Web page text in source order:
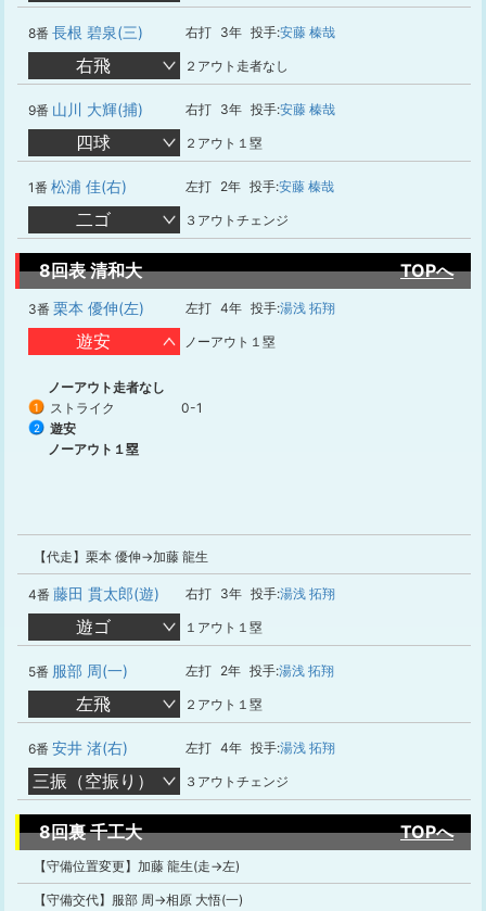
8番 長根 碧泉(三) 右打 3年 投手:安藤 榛哉
右飛 ２アウト走者なし
9番 山川 大輝(捕) 右打 3年 投手:安藤 榛哉
四球 ２アウト１塁
1番 松浦 佳(右) 左打 2年 投手:安藤 榛哉
二ゴ ３アウトチェンジ
8回表 清和大 TOPへ
3番 栗本 優伸(左) 左打 4年 投手:湯浅 拓翔
遊安 ノーアウト１塁
ノーアウト走者なし
1 ストライク 0-1
2
遊安
ノーアウト１塁
【代走】栗本 優伸→加藤 龍生
4番 藤田 貫太郎(遊) 右打 3年 投手:湯浅 拓翔
遊ゴ １アウト１塁
5番 服部 周(一) 左打 2年 投手:湯浅 拓翔
左飛 ２アウト１塁
6番 安井 渚(右) 左打 4年 投手:湯浅 拓翔
三振（空振り） ３アウトチェンジ
8回裏 千工大 TOPへ
【守備位置変更】加藤 龍生(走→左)
【守備交代】服部 周→相原 大悟(一)